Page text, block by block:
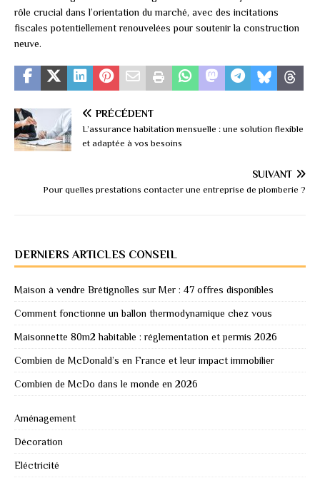
rôle crucial dans l’orientation du marché, avec des incitations
fiscales potentiellement renouvelées pour soutenir la construction
neuve.
PRÉCÉDENT
L’assurance habitation mensuelle : une solution flexible
et adaptée à vos besoins
SUIVANT
Pour quelles prestations contacter une entreprise de plomberie ?
DERNIERS ARTICLES CONSEIL
Maison à vendre Brétignolles sur Mer : 47 offres disponibles
Comment fonctionne un ballon thermodynamique chez vous
Maisonnette 80m2 habitable : réglementation et permis 2026
Combien de McDonald’s en France et leur impact immobilier
Combien de McDo dans le monde en 2026
Aménagement
Décoration
Eléctricité